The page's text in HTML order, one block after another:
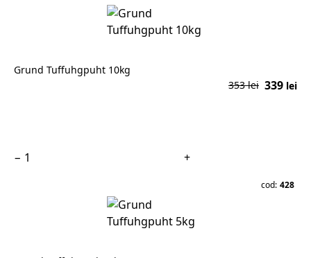
Grund Tuffuhgpuht 10kg
353 lei 339 lei
− +
cod: 428